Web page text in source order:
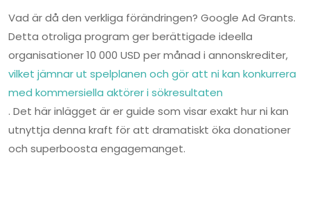
Vad är då den verkliga förändringen? Google Ad Grants.
Detta otroliga program ger berättigade ideella
organisationer 10 000 USD per månad i annonskrediter,
vilket jämnar ut spelplanen och gör att ni kan konkurrera
med kommersiella aktörer i sökresultaten
. Det här inlägget är er guide som visar exakt hur ni kan
utnyttja denna kraft för att dramatiskt öka donationer
och superboosta engagemanget.